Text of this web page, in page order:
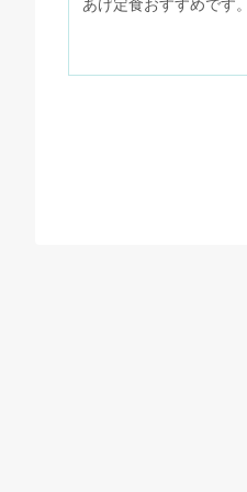
あげ定食おすすめです。